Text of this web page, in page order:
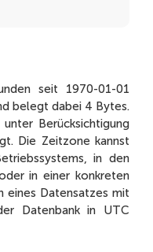
seit 1970-01-01
belegt dabei 4 Bytes.
Berücksichtigung
Die Zeitzone kannst
in den
in einer konkreten
eines Datensatzes mit
Datenbank in UTC